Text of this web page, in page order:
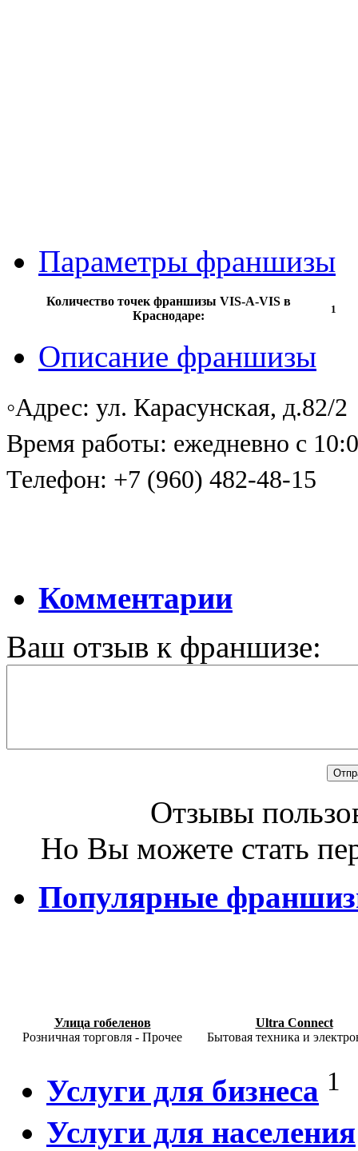
Параметры франшизы
Количество точек франшизы VIS-A-VIS в
Краснодаре:
1
Описание франшизы
◦Адрес: ул. Карасунская, д.82/2
Время работы: ежедневно с
Телефон: +7 (960) 482-48-15
Комментарии
Ваш отзыв к франшизе:
Отзывы
Но Вы можете стать
Популярные
Улица гобеленов
Розничная торговля - Прочее
Ultra Connect
Бытовая техника и
Услуги для бизнеса 1
Услуги для населения